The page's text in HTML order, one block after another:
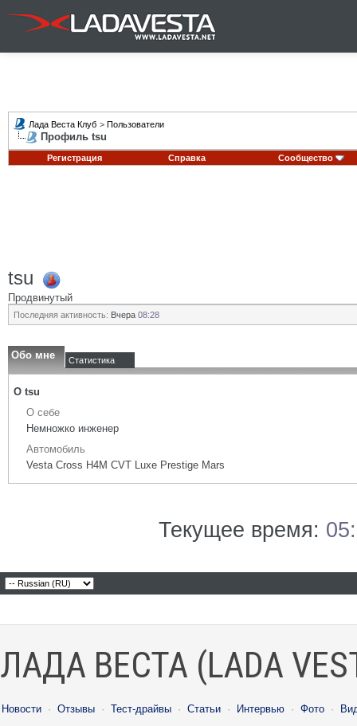
Лада Веста Клуб > Пользователи
Профиль tsu
Регистрация Справка Сообщество
tsu
Продвинутый
Последняя активность: Вчера 08:28
Обо мне Статистика
О tsu
О себе
Немножко инженер
Автомобиль
Vesta Cross H4M CVT Luxe Prestige Mars
Текущее время:
ЛАДА ВЕСТА (LADA
Новости · Отзывы · Тест-драйвы · Статьи · Интервью · Фото ·